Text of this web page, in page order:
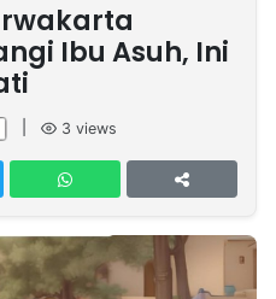
Ibu Asuh, Ini
3 views